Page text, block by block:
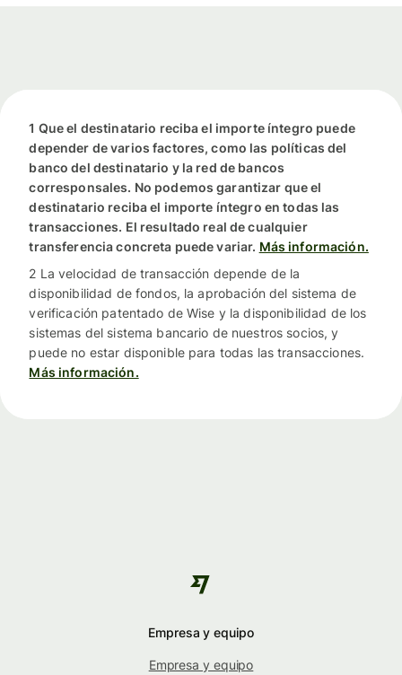
1 Que el destinatario reciba el importe íntegro puede
depender de varios factores, como las políticas del
banco del destinatario y la red de bancos
corresponsales. No podemos garantizar que el
destinatario reciba el importe íntegro en todas las
transacciones. El resultado real de cualquier
transferencia concreta puede variar. Más información.
2 La velocidad de transacción depende de la
disponibilidad de fondos, la aprobación del sistema de
verificación patentado de Wise y la disponibilidad de los
sistemas del sistema bancario de nuestros socios, y
puede no estar disponible para todas las transacciones.
Más información.
Empresa y equipo
Empresa y equipo